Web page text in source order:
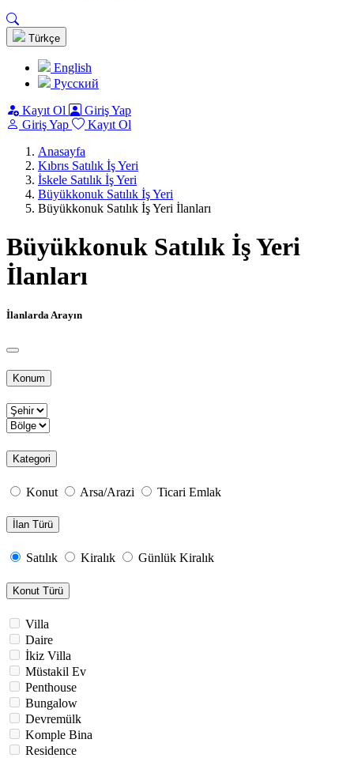
Türkçe
English
Pусский
Kayıt Ol
Giriş Yap
Giriş Yap
Kayıt Ol
Anasayfa
Kıbrıs Satılık İş Yeri
İskele Satılık İş Yeri
Büyükkonuk Satılık İş Yeri
Büyükkonuk Satılık İş Yeri İlanları
Büyükkonuk Satılık İş Yeri
İlanları
İlanlarda Arayın
Konum
Kategori
Konut Arsa/Arazi Ticari Emlak
İlan Türü
Satılık Kiralık Günlük Kiralık
Konut Türü
Villa
Daire
İkiz Villa
Müstakil Ev
Penthouse
Bungalow
Devremülk
Komple Bina
Residence